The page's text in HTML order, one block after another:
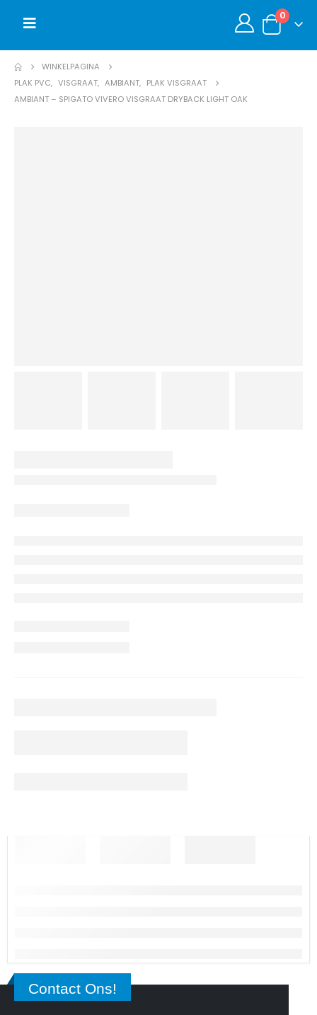
0
WINKELPAGINA
PLAK PVC, VISGRAAT, AMBIANT, PLAK VISGRAAT
AMBIANT – SPIGATO VIVERO VISGRAAT DRYBACK LIGHT OAK
Contact Ons!